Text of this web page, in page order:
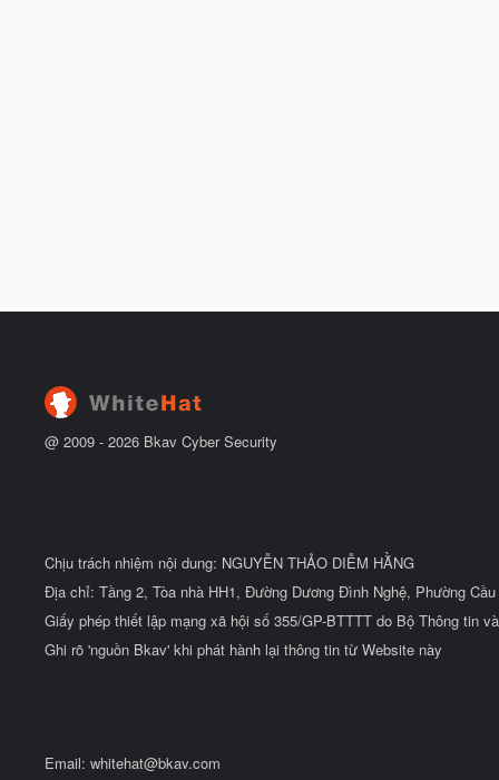
@ 2009 - 2026 Bkav Cyber Security
Chịu trách nhiệm nội dung: NGUYỄN THẢO DIỄM HẰNG
Địa chỉ: Tầng 2, Tòa nhà HH1, Đường Dương Đình Nghệ, Phường
Giấy phép thiết lập mạng xã hội số 355/GP-BTTTT do Bộ Thông tin
Ghi rõ 'nguồn Bkav' khi phát hành lại thông tin từ Website này
Email: whitehat@bkav.com